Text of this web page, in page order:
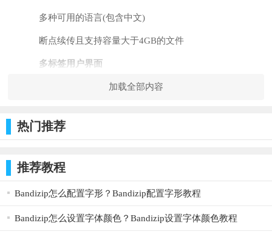
多种可用的语言(包含中文)
断点续传且支持容量大于4GB的文件
多标签用户界面
功能强大的站点管理器(Site Manager)和传输队列管理
拖拽功能支持
文件名过滤器
文件夹比较功能
网络设置向导
加载全部内容
热门推荐
推荐教程
Bandizip怎么配置字形？Bandizip配置字形教程
Bandizip怎么设置字体颜色？Bandizip设置字体颜色教程